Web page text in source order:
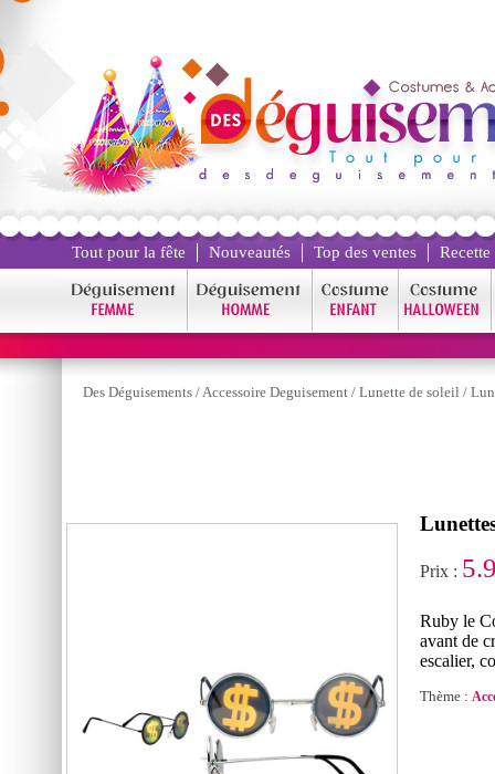
Tout pour la fête Nouveautés Top des ventes
Des Déguisements /Accessoire Deguisement / Lunette de soleil /
Prix :
Ruby le
avant de
escalier,
Thème :